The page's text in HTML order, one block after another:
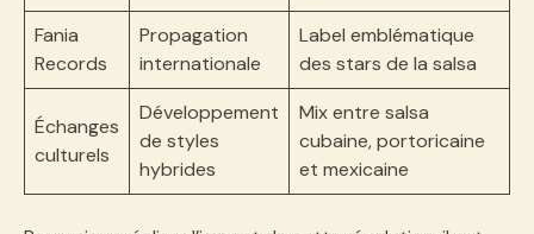
Fania
Records
Propagation
internationale
Label emblématique
des stars de la salsa
Échanges
culturels
Développement
de styles
hybrides
Mix entre salsa
cubaine, portoricaine
et mexicaine